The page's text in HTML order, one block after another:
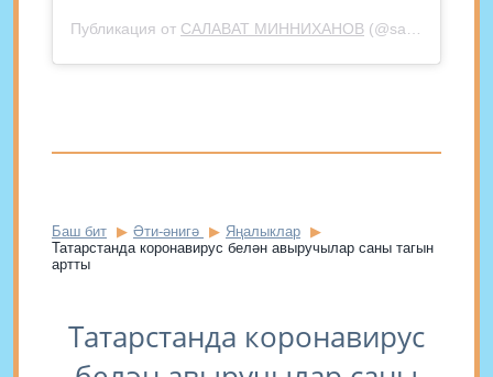
Публикация от САЛАВАТ МИННИХАНОВ (@salavat_minnikhanov)
Баш бит Әти-әнигә
Яңалыклар
Татарстанда коронавирус белән авыручылар саны тагын
артты
Татарстанда коронавирус